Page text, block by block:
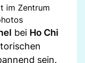
im Zentrum
bei Ho Chi
sein.